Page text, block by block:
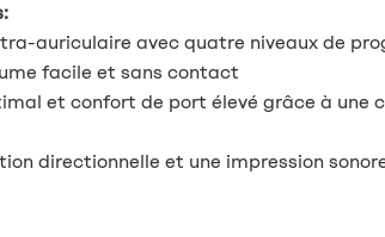
auriculaire avec quatre niveaux de
facile et sans contact
et confort de port élevé grâce à une
directionnelle et une impression